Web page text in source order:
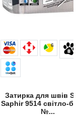
6
Затирка для швів
Saphir 9514 cвітло-
№...